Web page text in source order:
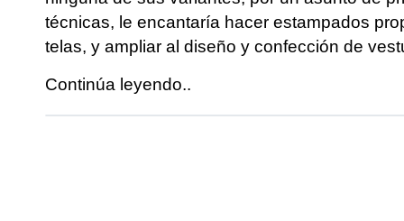
técnicas, le encantaría hacer estampados
telas, y ampliar al diseño y confección de
Continúa leyendo..